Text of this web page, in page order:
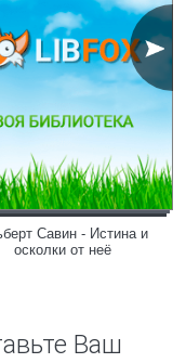
Савин - Истина и
осколки от неё
Ваш